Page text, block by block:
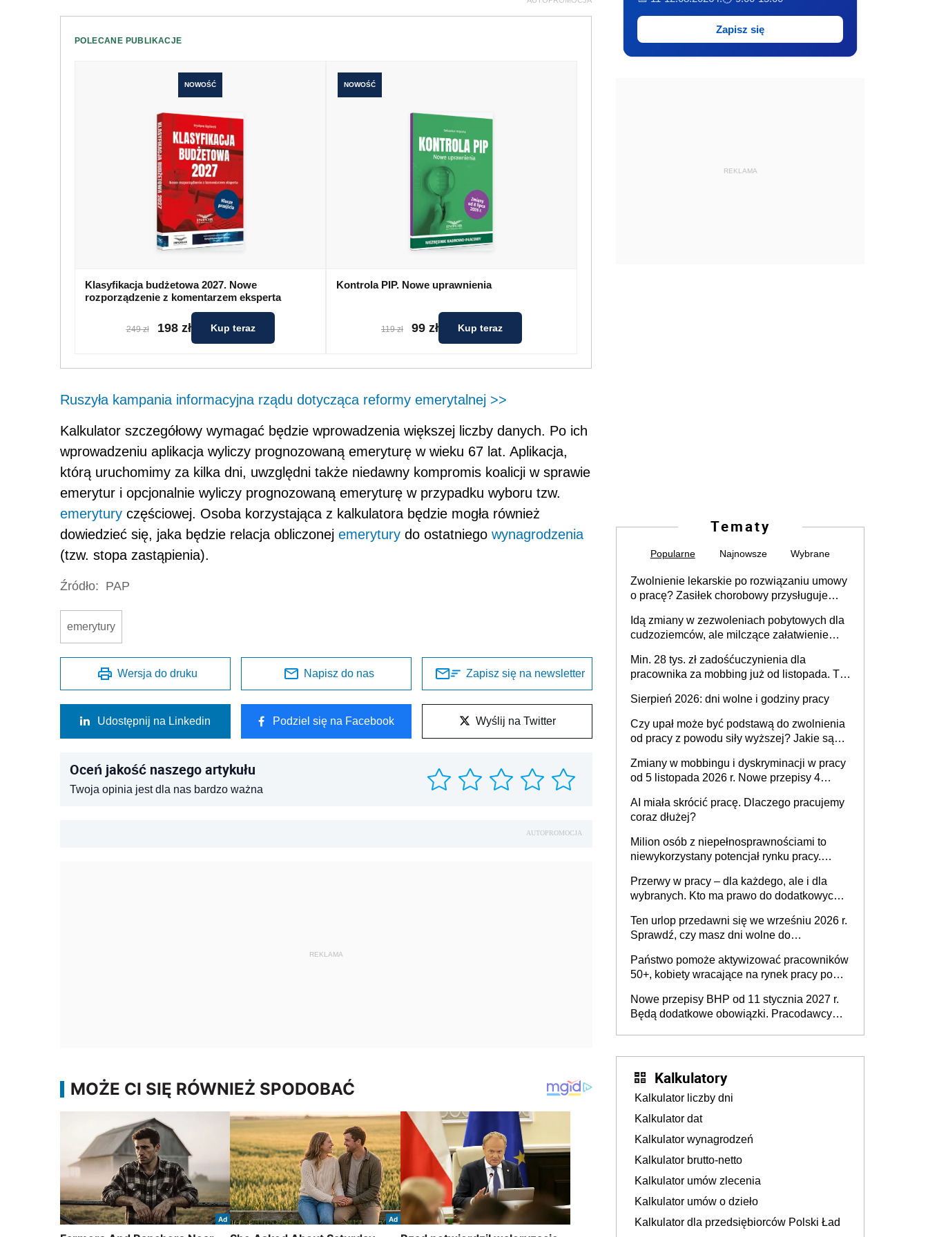
POLECANE PUBLIKACJE
NOWOŚĆ
Klasyfikacja budżetowa 2027. Nowe
rozporządzenie z komentarzem eksperta
249 zł 198 zł Kup teraz
NOWOŚĆ
Kontrola PIP. Nowe uprawnienia
119 zł 99 zł Kup teraz
Ruszyła kampania informacyjna rządu dotycząca reformy emerytalnej >>
Kalkulator szczegółowy wymagać będzie wprowadzenia większej liczby danych. Po ich
wprowadzeniu aplikacja wyliczy prognozowaną emeryturę w wieku 67 lat. Aplikacja,
którą uruchomimy za kilka dni, uwzględni także niedawny kompromis koalicji w sprawie
emerytur i opcjonalnie wyliczy prognozowaną emeryturę w przypadku wyboru tzw.
emerytury częściowej. Osoba korzystająca z kalkulatora będzie mogła również
dowiedzieć się, jaka będzie relacja obliczonej emerytury do ostatniego wynagrodzenia
(tzw. stopa zastąpienia).
Źródło: PAP
emerytury
Wersja do druku Napisz do nas Zapisz się na newsletter
Udostępnij na Linkedin Podziel się na Facebook Wyślij na Twitter
Oceń jakość naszego artykułu
Twoja opinia jest dla nas bardzo ważna
AUTOPROMOCJA
REKLAMA
Zapisz się
REKLAMA
Tematy
Popularne Najnowsze Wybrane
Zwolnienie lekarskie po rozwiązaniu umowy
o pracę? Zasiłek chorobowy przysługuje
dni od ustania stosunku pracy
Idą zmiany w zezwoleniach pobytowych dla
cudzoziemców, ale milczące załatwienie
Min. 28 tys. zł zadośćuczynienia dla
pracownika za mobbing już od listopada. To
zespołu
Sierpień 2026: dni wolne i godziny pracy
Czy upał może być podstawą do zwolnienia
od pracy z powodu siły wyższej? Jakie są
Zmiany w mobbingu i dyskryminacji w pracy
od 5 listopada 2026 r. Nowe przepisy 4
Ustaw
AI miała skrócić pracę. Dlaczego pracujemy
coraz dłużej?
Milion osób z niepełnosprawnościami to
niewykorzystany potencjał rynku pracy.
dofinansowań czy refundacji, ale bariery po
stronie systemu i świadomości
pracodawców [WYWIAD]
Przerwy w pracy – dla każdego, ale i dla
wybranych. Kto ma prawo do dodatkowych
Ten urlop przedawni się we wrześniu 2026 r.
Sprawdź, czy masz dni wolne do
Państwo pomoże aktywizować pracowników
50+, kobiety wracające na rynek pracy po
osoby neuroatypowe. Powstanie Fundusz
na rzecz Inkluzywności w Zatrudnianiu?
Nowe przepisy BHP od 11 stycznia 2027 r.
Będą dodatkowe obowiązki. Pracodawcy
Kalkulatory
Kalkulator liczby dni
Kalkulator dat
Kalkulator wynagrodzeń
Kalkulator brutto-netto
Kalkulator umów zlecenia
Kalkulator umów o dzieło
Kalkulator dla przedsiębiorców Polski Ład